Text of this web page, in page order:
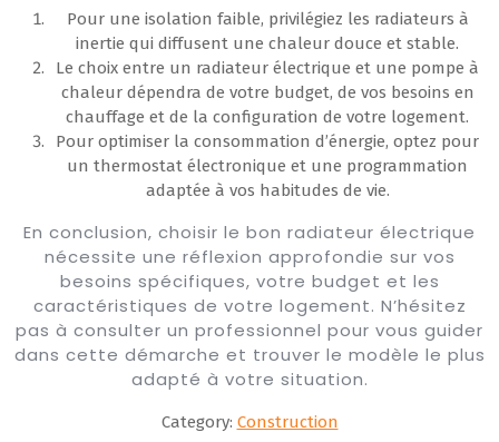
Pour une isolation faible, privilégiez les radiateurs à
inertie qui diffusent une chaleur douce et stable.
Le choix entre un radiateur électrique et une pompe à
chaleur dépendra de votre budget, de vos besoins en
chauffage et de la configuration de votre logement.
Pour optimiser la consommation d’énergie, optez pour
un thermostat électronique et une programmation
adaptée à vos habitudes de vie.
En conclusion, choisir le bon radiateur électrique
nécessite une réflexion approfondie sur vos
besoins spécifiques, votre budget et les
caractéristiques de votre logement. N’hésitez
pas à consulter un professionnel pour vous guider
dans cette démarche et trouver le modèle le plus
adapté à votre situation.
Category: Construction